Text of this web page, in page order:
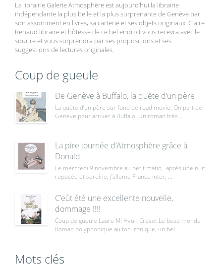
La librairie Galerie Atmosphère est aujourd’hui la librairie
indépendante la plus belle et la plus surprenante de Genève par
son assortiment en livres, sa carterie et ses objets originaux. Claire
Renaud libraire et hôtesse de ce bel endroit vous recevra avec le
sourire et vous surprendra par ses propositions et ses
suggestions de lectures originales.
Coup de gueule
De Genève à Buffalo, la quête d’un père
La quête d’un père sur fond de road movie. On part de
Genève pour arriver à Buffalo. Un roman très ...
La pire journée d’Atmosphère grâce à
Donald
Le mercredi 9 novembre au petit matin, après une nuit
reposée et sereine, j’allume France inter, ...
C’eût été une excellente nouvelle,
dommage !!!!
Coup de gueule Laure Mi Hyun Croset Le beau monde
Roman polyphonique au ton ironique, un bel ...
Mots clés